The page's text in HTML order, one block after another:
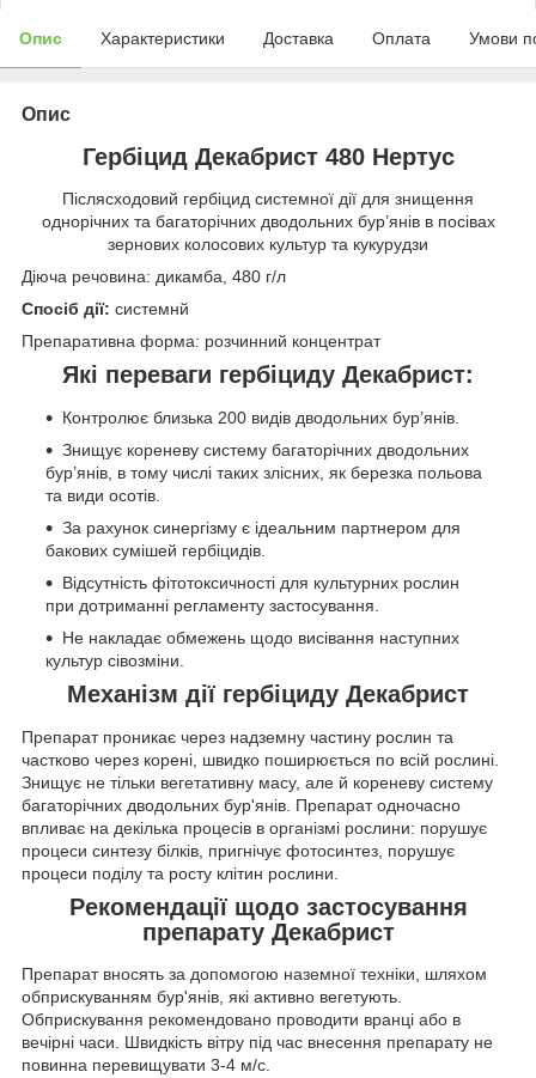
Опис Характеристики Доставка Оплата Умови
Опис
Гербіцид Декабрист 480 Нертус
Післясходовий гербіцид системної дії для знищення
однорічних та багаторічних дводольних бур’янів в посівах
зернових колосових культур та кукурудзи
Діюча речовина: дикамба, 480 г/л
Спосіб дії: системнй
Препаративна форма: розчинний концентрат
Які переваги гербіциду Декабрист:
Контролює близька 200 видів дводольних бур’янів.
Знищує кореневу систему багаторічних дводольних
бур’янів, в тому числі таких злісних, як березка польова
та види осотів.
За рахунок синергізму є ідеальним партнером для
бакових сумішей гербіцидів.
Відсутність фітотоксичності для культурних рослин
при дотриманні регламенту застосування.
Не накладає обмежень щодо висівання наступних
культур сівозміни.
Механізм дії гербіциду Декабрист
Препарат проникає через надземну частину рослин та
частково через корені, швидко по­ширюється по всій рослині.
Знищує не тільки вегетативну масу, але й кореневу систему
багато­річних дводольних бур'янів. Препарат одночасно
впливає на декілька процесів в організмі рослини: порушує
процеси синтезу білків, пригнічує фотосинтез, порушує
процеси поділу та росту клітин рослини.
Рекомендації щодо застосування
препарату Декабрист
Препарат вносять за допомогою наземної техніки, шляхом
обприскуванням бур'янів, які активно вегетують.
Обприскування рекомендовано проводити вранці або в
вечірні часи. Швидкість вітру під час внесення препарату не
повинна перевищувати 3-4 м/с.